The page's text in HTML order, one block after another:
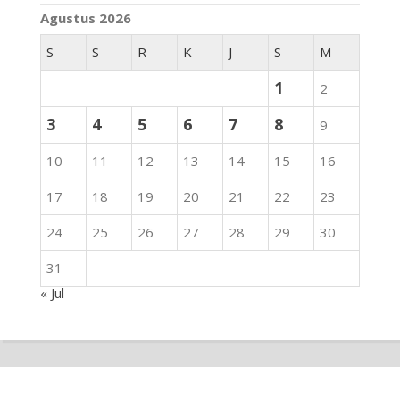
Agustus 2026
S
S R K J S M
1 2
3 4 5 6 7 8
9
10
11 12 13 14 15
16
17
18 19 20 21 22
23
24
25 26 27 28 29
30
31
« Jul